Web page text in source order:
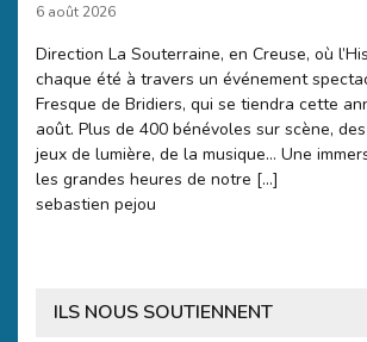
6 août 2026
Direction La Souterraine, en Creuse, où
chaque été à travers un événement
Fresque de Bridiers, qui se tiendra cette
août. Plus de 400 bénévoles sur scène,
jeux de lumière, de la musique… Une
les grandes heures de notre […]
sebastien pejou
ILS NOUS SOUTIENNENT